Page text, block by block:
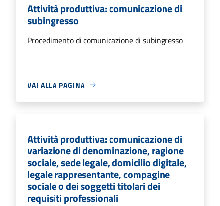
Attività produttiva: comunicazione di
subingresso
Procedimento di comunicazione di subingresso
VAI ALLA PAGINA
Attività produttiva: comunicazione di
variazione di denominazione, ragione
sociale, sede legale, domicilio digitale,
legale rappresentante, compagine
sociale o dei soggetti titolari dei
requisiti professionali